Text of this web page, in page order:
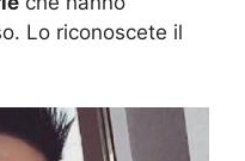
Lo riconoscete il